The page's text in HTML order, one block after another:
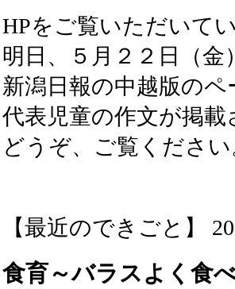
HPをご覧いただいて
明日、５月２２日（金
新潟日報の中越版の
代表児童の作文が掲載
どうぞ、ご覧くださ
【最近のできごと】
食育～バラスよく食